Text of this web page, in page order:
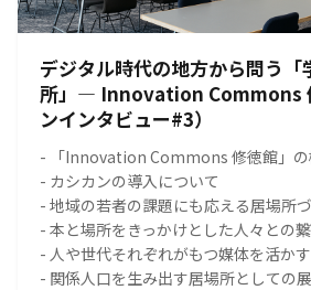
デジタル時代の地方から問う「
所」― Innovation Commons
ンインタビュー#3）
- 「Innovation Commons 修徳館」
- カシカンの導入について
- 地域の若者の課題にも応える居場所
- 本と場所をきっかけとした人々との
- 人や世代それぞれがもつ媒体を活かす
- 関係人口を生み出す居場所としての